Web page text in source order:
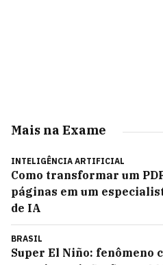
Mais na Exame
INTELIGÊNCIA ARTIFICIAL
Como transformar um
páginas em um
de IA
BRASIL
Super El Niño: fenômeno